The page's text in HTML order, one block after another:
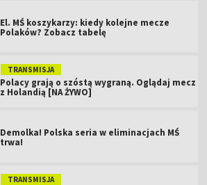
El. MŚ koszykarzy: kiedy kolejne mecze
Polaków? Zobacz tabelę
TRANSMISJA
Polacy grają o szóstą wygraną. Oglądaj mecz
z Holandią [NA ŻYWO]
Demolka! Polska seria w eliminacjach MŚ
trwa!
TRANSMISJA